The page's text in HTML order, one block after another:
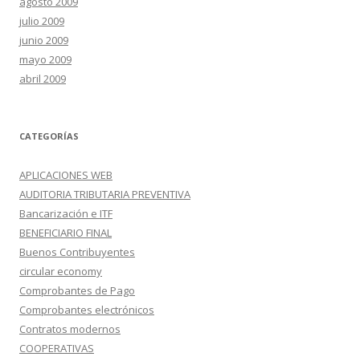
julio 2009
junio 2009
mayo 2009
abril 2009
CATEGORÍAS
APLICACIONES WEB
AUDITORIA TRIBUTARIA PREVENTIVA
Bancarización e ITF
BENEFICIARIO FINAL
Buenos Contribuyentes
circular economy
Comprobantes de Pago
Comprobantes electrónicos
Contratos modernos
COOPERATIVAS